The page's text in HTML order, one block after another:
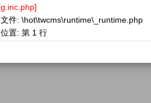
g.inc.php]
文件: \hot\twcms\runtime\_runtime.php
位置: 第 1 行